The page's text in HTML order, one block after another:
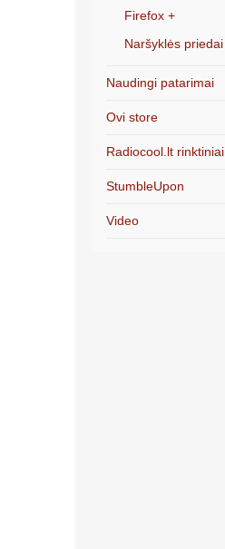
Firefox +
Naršyklės priedai
Naudingi patarimai
Ovi store
Radiocool.lt rinktiniai
StumbleUpon
Video